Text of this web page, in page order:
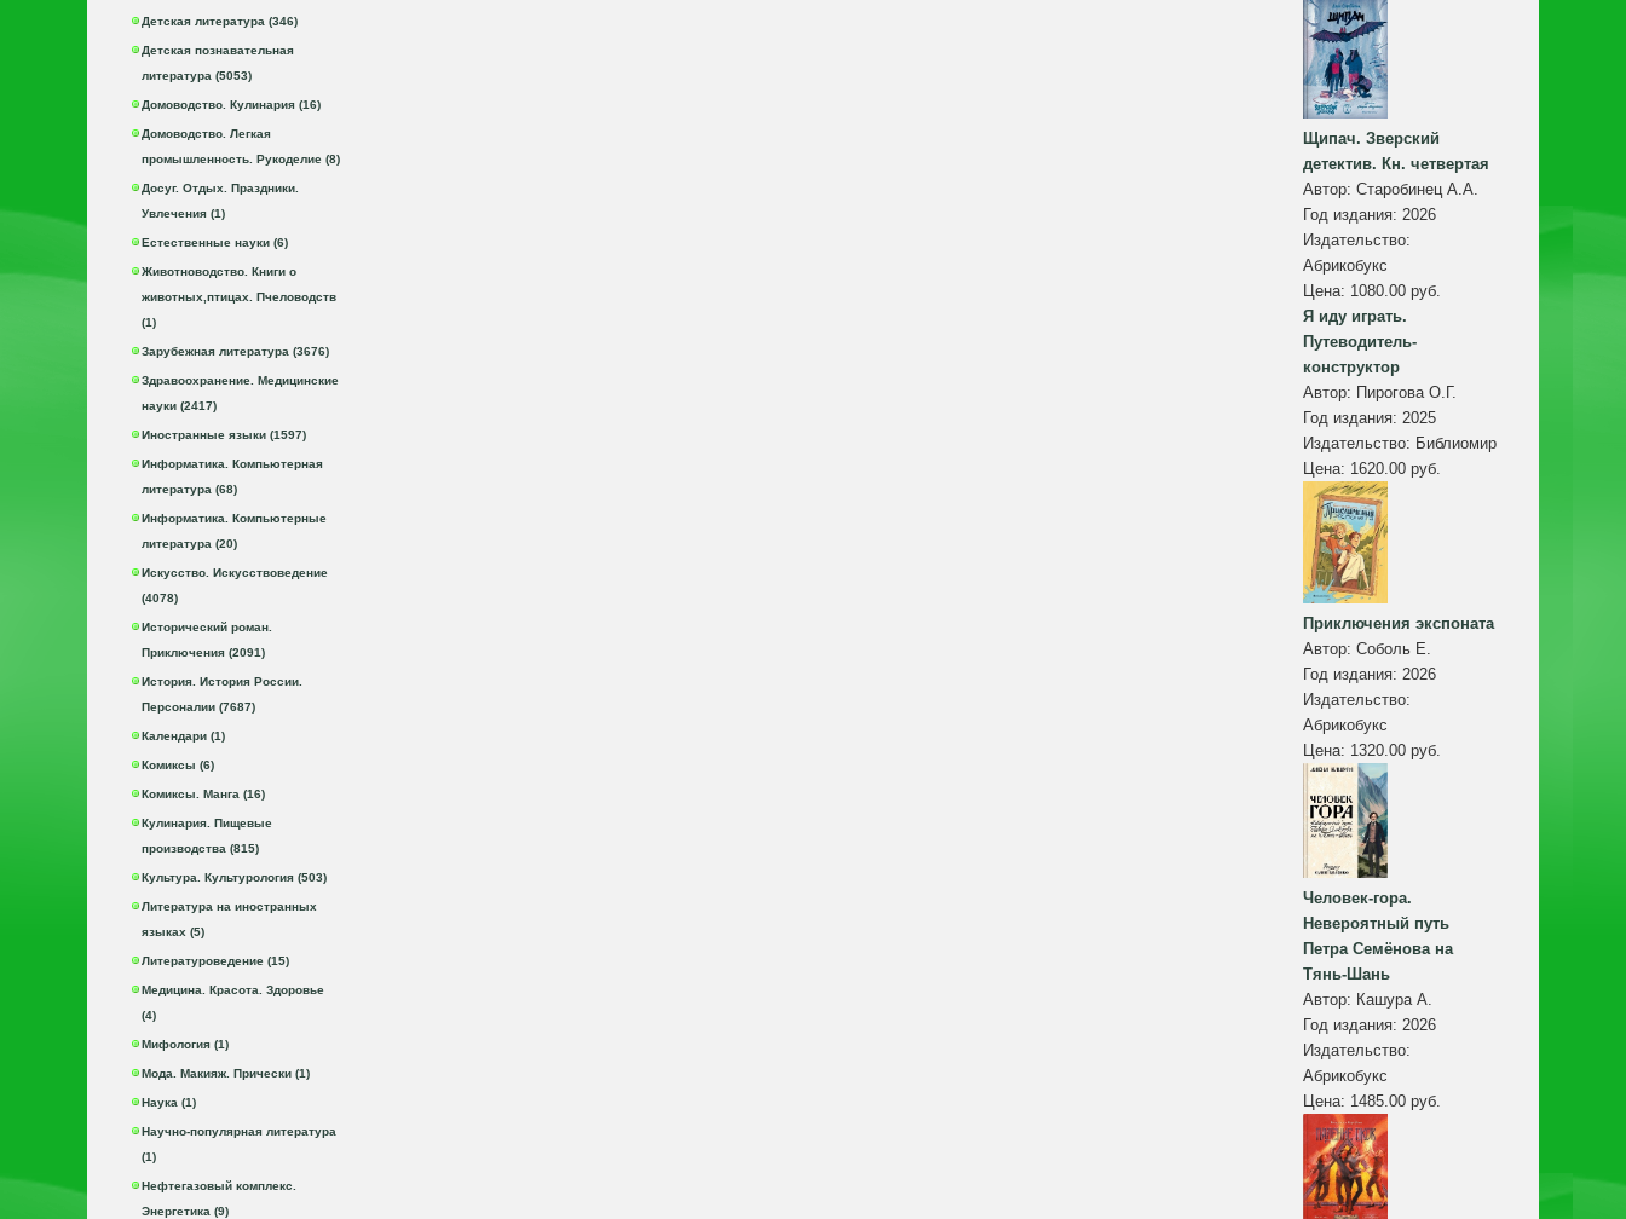
Детская литература (346)
Детская познавательная
литература (5053)
Домоводство. Кулинария (16)
Домоводство. Легкая
промышленность. Рукоделие (8)
Досуг. Отдых. Праздники.
Увлечения (1)
Естественные науки (6)
Животноводство. Книги о
животных,птицах. Пчеловодств
(1)
Зарубежная литература (3676)
Здравоохранение. Медицинские
науки (2417)
Иностранные языки (1597)
Информатика. Компьютерная
литература (68)
Информатика. Компьютерные
литература (20)
Искусство. Искусствоведение
(4078)
Исторический роман.
Приключения (2091)
История. История России.
Персоналии (7687)
Календари (1)
Комиксы (6)
Комиксы. Манга (16)
Кулинария. Пищевые
производства (815)
Культура. Культурология (503)
Литература на иностранных
языках (5)
Литературоведение (15)
Медицина. Красота. Здоровье
(4)
Мифология (1)
Мода. Макияж. Прически (1)
Наука (1)
Научно-популярная литература
(1)
Нефтегазовый комплекс.
Энергетика (9)
Щипач. Зверский
детектив. Кн. четвертая
Автор: Старобинец А.А.
Год издания: 2026
Издательство:
Абрикобукс
Цена: 1080.00 руб.
Я иду играть.
Путеводитель-
конструктор
Автор: Пирогова О.Г.
Год издания: 2025
Издательство: Библиомир
Цена: 1620.00 руб.
Приключения экспоната
Автор: Соболь Е.
Год издания: 2026
Издательство:
Абрикобукс
Цена: 1320.00 руб.
Человек-гора.
Невероятный путь
Петра Семёнова на
Тянь-Шань
Автор: Кашура А.
Год издания: 2026
Издательство:
Абрикобукс
Цена: 1485.00 руб.